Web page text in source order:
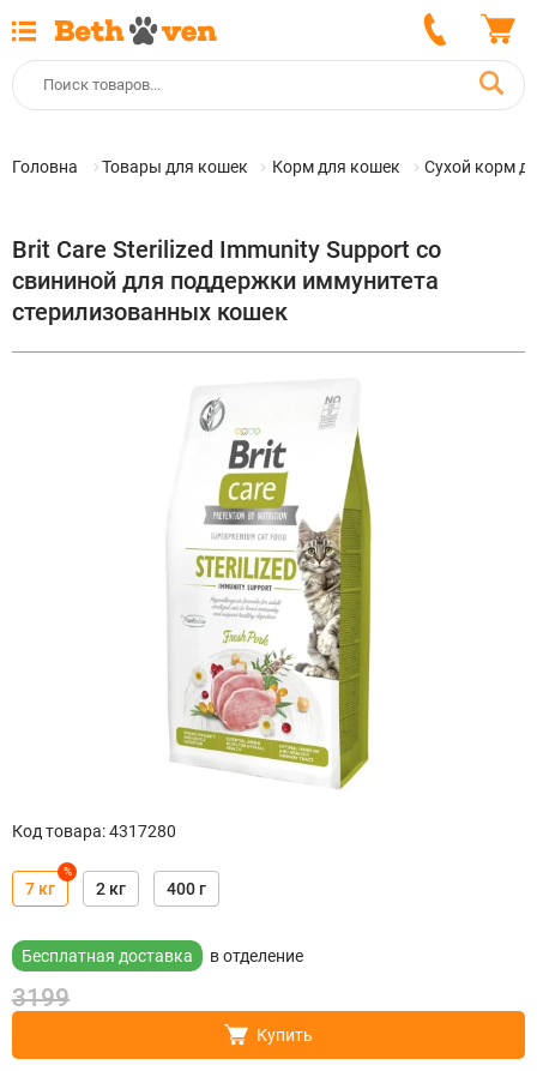
Головна Товары для кошек Корм для кошек Сухой корм
Brit Care Sterilized Immunity Support со
свининой для поддержки иммунитета
стерилизованных кошек
Код товара:4317280
7 кг
%
2 кг 400 г
Бесплатная доставка в отделение
3199
Купить